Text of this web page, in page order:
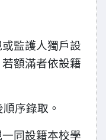
監護人獨戶設
額滿者依設籍
序錄取。
同設籍本校學